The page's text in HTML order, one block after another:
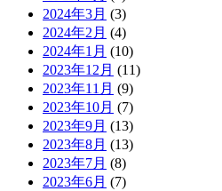
2024年3月 (3)
2024年2月 (4)
2024年1月 (10)
2023年12月 (11)
2023年11月 (9)
2023年10月 (7)
2023年9月 (13)
2023年8月 (13)
2023年7月 (8)
2023年6月 (7)